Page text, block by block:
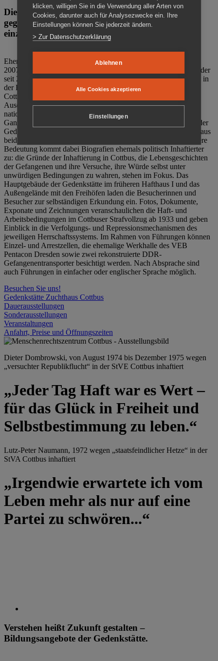
Die Gedenkstätte Zuchthaus Cottbus ist ein Ort
gegen das Vergessen. Anschaulich, nah und
einzigartig.
Ehemalige politische Häftlinge der DDR gründeten im Oktober
2007 den Verein Menschenrechtszentrum Cottbus e. V. (MRZ), der
seit 2011 Eigentümer des ehemaligen Gefängnisses (1860-2002) in
der Bautzener Straße und Träger der Gedenkstätte Zuchthaus
Cottbus ist. Im Zentrum der Arbeit der Gedenkstätte steht die
Auseinandersetzung mit politischem Unrecht während der
nationalsozialistischen Terrorherrschaft und der SED-Diktatur.
Ganzjährig zeigen mehrere Dauer- und Sonderausstellungen in der
Gedenkstätte Zuchthaus Cottbus Beispiele politischen Unrechts aus
beiden deutschen Diktaturen des 20. Jahrhunderts. Eine besondere
Bedeutung kommt dabei Biografien ehemals politisch Inhaftierter
zu: die Gründe der Inhaftierung in Cottbus, die Lebensgeschichten
der Gefangenen und ihre Versuche, ihre Würde selbst unter
unwürdigen Bedingungen zu wahren, stehen im Fokus. Das
Hauptgebäude der Gedenkstätte im früheren Hafthaus I und das
Außengelände mit den Freihöfen laden die Besucherinnen und
Besucher zur selbständigen Erkundung ein. Fotos, Dokumente,
Exponate und Zeichnungen veranschaulichen die Haft- und
Arbeitsbedingungen im Cottbuser Strafvollzug ab 1933 und geben
Einblick in die Verfolgungs- und Repressionsmechanismen des
jeweiligen Herrschaftssystems. Im Rahmen von Führungen können
Einzel- und Arrestzellen, die ehemalige Werkhalle des VEB
Pentacon Dresden sowie zwei rekonstruierte DDR-
Gefangenentransporter besichtigt werden. Nach Absprache sind
auch Führungen in einfacher oder englischer Sprache möglich.
Besuchen Sie uns!
Gedenkstätte Zuchthaus Cottbus
Dauerausstellungen
Sonderausstellungen
Veranstaltungen
Anfahrt, Preise und Öffnungszeiten
Dieter Dombrowski, von August 1974 bis Dezember 1975 wegen
„versuchter Republikflucht“ in der StVE Cottbus inhaftiert
„Jeder Tag Haft war es Wert –
für das Glück in Freiheit und
Selbstbestimmung zu leben.“
Lutz-Peter Naumann, 1972 wegen „staatsfeindlicher Hetze“ in der
StVA Cottbus inhaftiert
„Irgendwie erwartete ich vom
Leben mehr als nur auf eine
Partei zu schwören...“
Verstehen heißt Zukunft gestalten –
Bildungsangebote der Gedenkstätte.
klicken, willigen Sie in die Verwendung aller Arten von
Cookies, darunter auch für Analysezwecke ein. Ihre
Einstellungen können Sie jederzeit ändern.
> Zur Datenschutzerklärung
Ablehnen
Alle Cookies akzeptieren
Einstellungen